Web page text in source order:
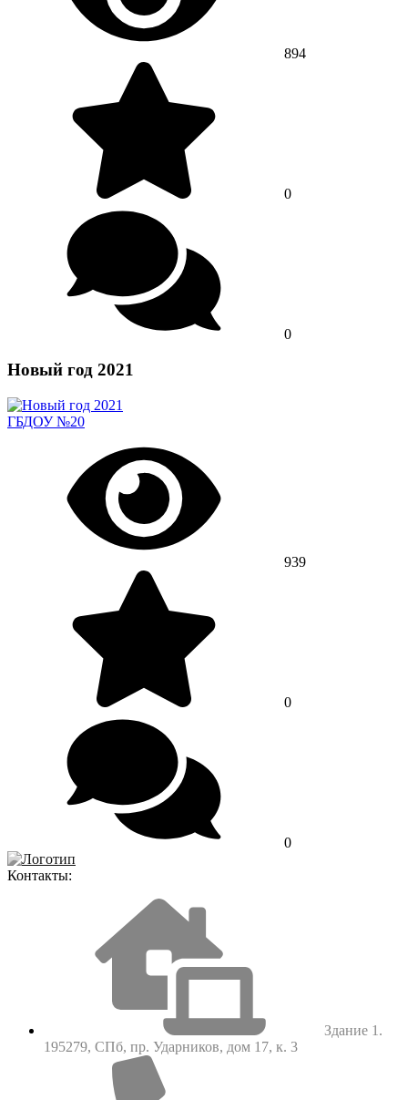
894
0
0
Новый год 2021
ГБДОУ №20
939
0
0
Контакты:
Здание 1.
195279, СПб, пр. Ударников, дом 17, к. 3